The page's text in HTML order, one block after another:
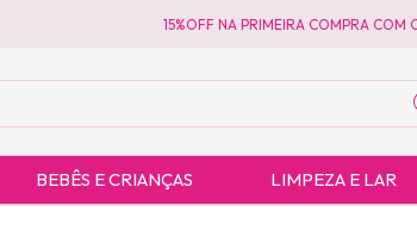
15%OFF NA PRIMEIRA COMPRA COM O
BEBÊS E CRIANÇAS LIMPEZA E LAR